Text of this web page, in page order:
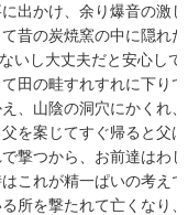
出かけ、余り爆音の激
昔の炭焼窯の中に隠れ
いし大丈夫だと安心し
田の畦すれすれに下り
、山陰の洞穴にかくれ
を案じてすぐ帰ると父
撃つから、お前達はわ
これが精一ぱいの考え
所を撃たれて亡くなり